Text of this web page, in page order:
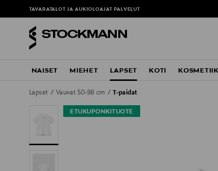
TAVARATALOT JA AUKIOLOAJAT PALVELUT
NAISET MIEHET LAPSET KOTI
Lapset Vauvat 50-98 cm T-paidat
ETUKUPONKITUOTE